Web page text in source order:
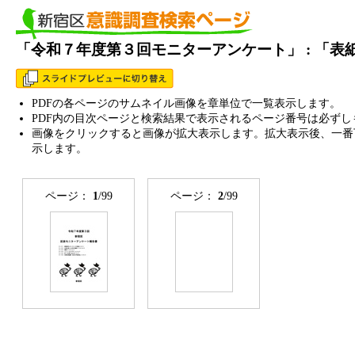
「令和７年度第３回モニターアンケート」 : 「
PDFの各ページのサムネイル画像を章単位で一覧表示します。
PDF内の目次ページと検索結果で表示されるページ番号は必ず
画像をクリックすると画像が拡大表示します。拡大表示後、一
示します。
ページ： 1/99 ページ： 2/99